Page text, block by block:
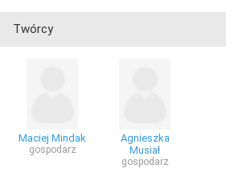
Twórcy
Maciej Mindak
gospodarz
Agnieszka
Musiał
gospodarz